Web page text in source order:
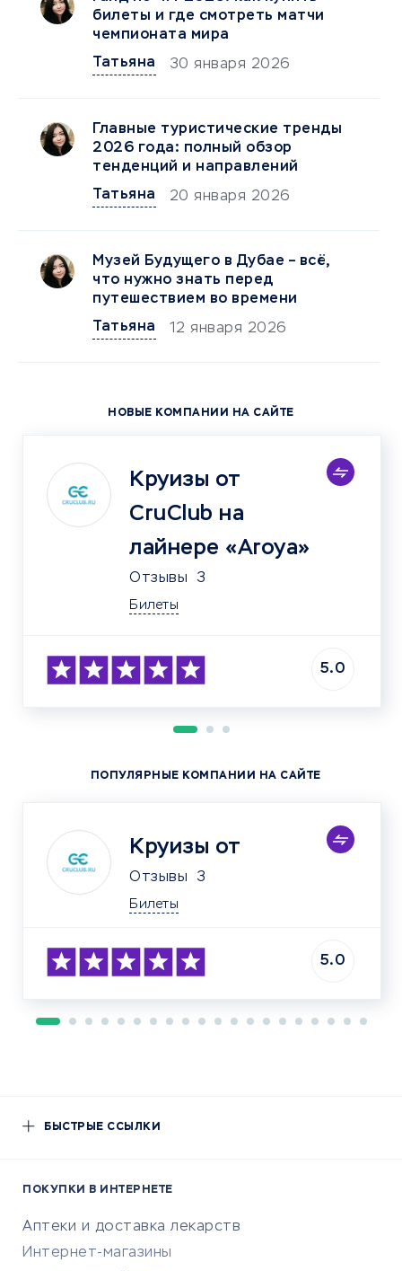
билеты и где смотреть матчи
чемпионата мира
Татьяна
30 января 2026
Главные туристические тренды
2026 года: полный обзор
тенденций и направлений
Татьяна
20 января 2026
Музей Будущего в Дубае – всё,
что нужно знать перед
путешествием во времени
Татьяна
12 января 2026
НОВЫЕ КОМПАНИИ НА САЙТЕ
Круизы от
CruClub на
лайнере «Aroya»
Отзывы 3
Билеты
5.0
ПОПУЛЯРНЫЕ КОМПАНИИ НА САЙТЕ
Круизы от
Отзывы 3
Билеты
5.0
БЫСТРЫЕ ССЫЛКИ
ПОКУПКИ В ИНТЕРНЕТЕ
Аптеки и доставка лекарств
Интернет-магазины